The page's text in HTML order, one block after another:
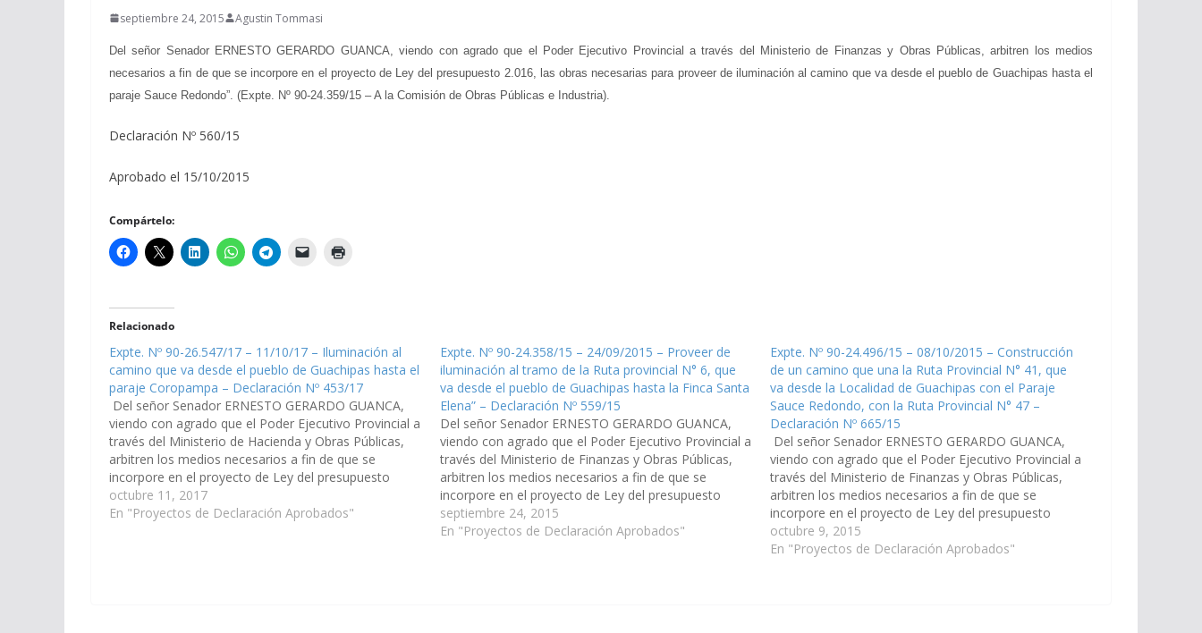
septiembre 24, 2015 Agustin Tommasi
Del señor Senador ERNESTO GERARDO GUANCA, viendo con agrado que el Poder Ejecutivo Provincial a través del Ministerio de Finanzas y Obras Públicas, arbitren los medios
necesarios a fin de que se incorpore en el proyecto de Ley del presupuesto 2.016, las obras necesarias para proveer de iluminación al camino que va desde el pueblo de Guachipas hasta el
paraje Sauce Redondo”. (Expte. Nº 90-24.359/15 – A la Comisión de Obras Públicas e Industria).
Declaración Nº 560/15
Aprobado el 15/10/2015
Compártelo:
Relacionado
Expte. Nº 90-26.547/17 – 11/10/17 – Iluminación al
camino que va desde el pueblo de Guachipas hasta el
paraje Coropampa – Declaración Nº 453/17
Del señor Senador ERNESTO GERARDO GUANCA,
viendo con agrado que el Poder Ejecutivo Provincial a
través del Ministerio de Hacienda y Obras Públicas,
arbitren los medios necesarios a fin de que se
incorpore en el proyecto de Ley del presupuesto
2.018, las obras necesarias para proveer de
iluminación al camino…
octubre 11, 2017
En "Proyectos de Declaración Aprobados"
Expte. Nº 90-24.358/15 – 24/09/2015 – Proveer de
iluminación al tramo de la Ruta provincial N° 6, que
va desde el pueblo de Guachipas hasta la Finca Santa
Elena” – Declaración Nº 559/15
Del señor Senador ERNESTO GERARDO GUANCA,
viendo con agrado que el Poder Ejecutivo Provincial a
través del Ministerio de Finanzas y Obras Públicas,
arbitren los medios necesarios a fin de que se
incorpore en el proyecto de Ley del presupuesto
2.016, las obras necesarias para proveer de
iluminación al tramo…
septiembre 24, 2015
En "Proyectos de Declaración Aprobados"
Expte. Nº 90-24.496/15 – 08/10/2015 – Construcción
de un camino que una la Ruta Provincial N° 41, que
va desde la Localidad de Guachipas con el Paraje
Sauce Redondo, con la Ruta Provincial N° 47 –
Declaración Nº 665/15
Del señor Senador ERNESTO GERARDO GUANCA,
viendo con agrado que el Poder Ejecutivo Provincial a
través del Ministerio de Finanzas y Obras Públicas,
arbitren los medios necesarios a fin de que se
incorpore en el proyecto de Ley del presupuesto
2.016, las obras necesarias para la construcción de
un camino…
octubre 9, 2015
En "Proyectos de Declaración Aprobados"